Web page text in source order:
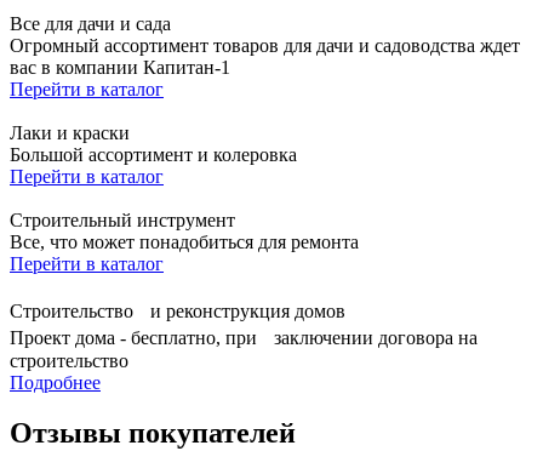
Все для дачи и сада
Огромный ассортимент товаров для дачи и садоводства ждет
вас в компании Капитан-1
Перейти в каталог
Лаки и краски
Большой ассортимент и колеровка
Перейти в каталог
Строительный инструмент
Все, что может понадобиться для ремонта
Перейти в каталог
Строительство и реконструкция домов
Проект дома - бесплатно, при заключении договора на
строительство
Подробнее
Отзывы покупателей